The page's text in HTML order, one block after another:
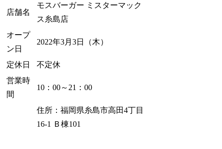
店舗名
モスバーガー ミスターマック
ス糸島店
オープ
ン日
2022年3月3日（木）
定休日
不定休
営業時
間
10：00～21：00
住所：福岡県糸島市高田4丁目
16-1 Ｂ棟101